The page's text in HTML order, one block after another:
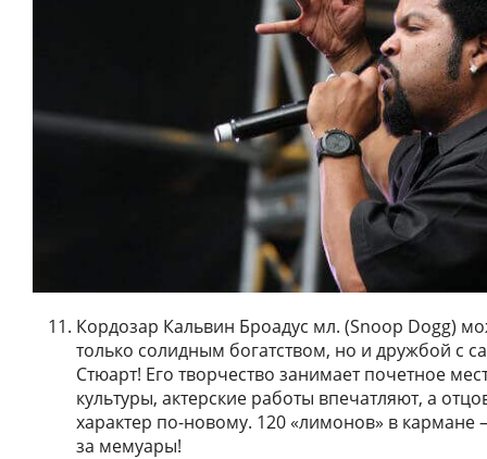
Кордозар Кальвин Броадус мл. (Snoop Dogg)
только солидным богатством, но и дружбой с
Стюарт! Его творчество занимает почетное
культуры, актерские работы впечатляют, а
характер по-новому. 120 «лимонов» в кармане
за мемуары!